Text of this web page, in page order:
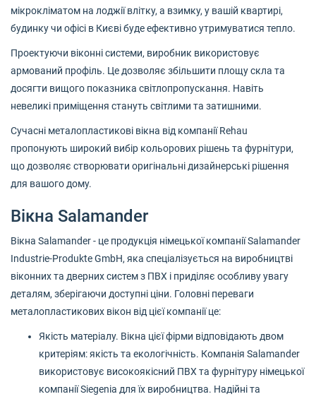
мікрокліматом на лоджії влітку, а взимку, у вашій квартирі,
будинку чи офісі в Києві буде ефективно утримуватися тепло.
Проектуючи віконні системи, виробник використовує
армований профіль. Це дозволяє збільшити площу скла та
досягти вищого показника світлопропускання. Навіть
невеликі приміщення стануть світлими та затишними.
Сучасні металопластикові вікна від компанії Rehau
пропонують широкий вибір кольорових рішень та фурнітури,
що дозволяє створювати оригінальні дизайнерські рішення
для вашого дому.
Вікна Salamander
Вікна Salamander - це продукція німецької компанії Salamander
Industrie-Produkte GmbH, яка спеціалізується на виробництві
віконних та дверних систем з ПВХ і приділяє особливу увагу
деталям, зберігаючи доступні ціни. Головні переваги
металопластикових вікон від цієї компанії це:
Якість матеріалу. Вікна цієї фірми відповідають двом
критеріям: якість та екологічність. Компанія Salamander
використовує високоякісний ПВХ та фурнітуру німецької
компанії Siegenia для їх виробництва. Надійні та